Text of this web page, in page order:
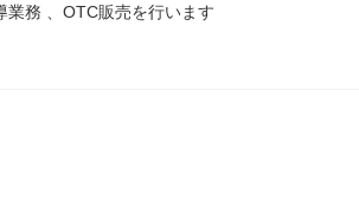
業務 、OTC販売を行います